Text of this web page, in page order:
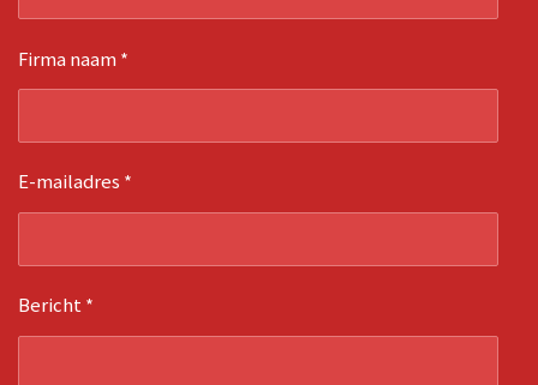
Firma naam *
E-mailadres *
Bericht *